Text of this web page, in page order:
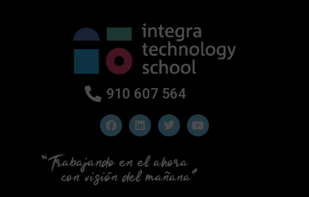
910 607 564